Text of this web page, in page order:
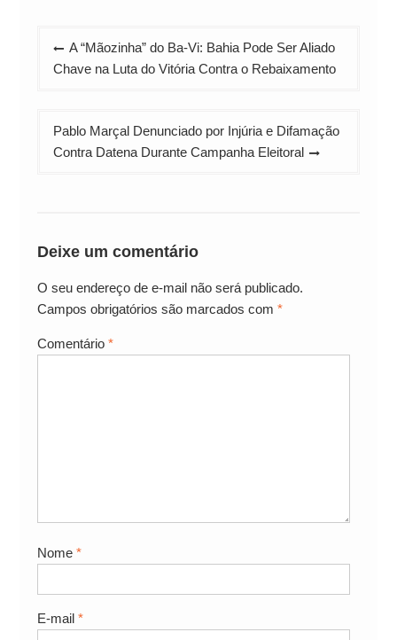
Navegação
de
A “Mãozinha” do Ba-Vi: Bahia Pode Ser Aliado
Chave na Luta do Vitória Contra o Rebaixamento
Pablo Marçal Denunciado por Injúria e Difamação
Contra Datena Durante Campanha Eleitoral
Deixe um comentário
O seu endereço de e-mail não será publicado.
Campos obrigatórios são marcados com *
Comentário *
Nome *
E-mail *